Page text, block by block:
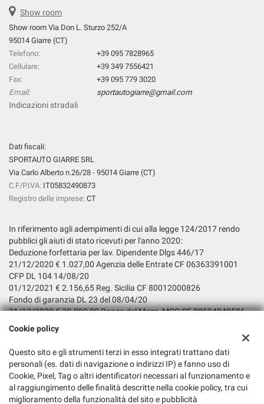
Show room
Show room Via Don L. Sturzo 252/A
95014 Giarre (CT)
Telefono:
+39 095 7828965
Cellulare:
+39 349 7556421
Fax:
+39 095 779 3020
Email:
sportautogiarre@gmail.com
Indicazioni stradali
Dati fiscali:
SPORTAUTO GIARRE SRL
Via Carlo Alberto n.26/28 - 95014 Giarre (CT)
C.F/P.IVA: IT05832490873
Registro delle imprese: CT
In riferimento agli adempimenti di cui alla legge 124/2017 rendo
pubblici gli aiuti di stato ricevuti per l'anno 2020:
Deduzione forfettaria per lav. Dipendente Dlgs 446/17
21/12/2020 € 1.027,00 Agenzia delle Entrate CF 06363391001
CFP DL 104 14/08/20
01/12/2021 € 2.156,65 Reg. Sicilia CF 80012000826
Fondo di garanzia DL 23 del 08/04/20
31/12/2020 € 30.000,00 Banca del Mezz. MCC CF 00594040586
Incentivo assunzione A tempo
indet. Decr. Diretto. Ag. Naz. Pol. Attivo del lavoro n. 52 Del 11-02-
2020
07/12/2020 € 4.768,59 INPS CF 80078750587
Fondo di Garanzia LG. 662/96 DM SVILUPPO CE 19-11-15
01/12/2020 € 2.459,74
Banca del Mezz. MCC CF 00594040586
Cookie policy
Questo sito e gli strumenti terzi in esso integrati trattano dati
personali (es. dati di navigazione o indirizzi IP) e fanno uso di
Cookie, Pixel, Tag o altri identificatori necessari al funzionamento e
al raggiungimento delle finalità descritte nella cookie policy, tra cui
miglioramento della funzionalità del sito e pubblicità